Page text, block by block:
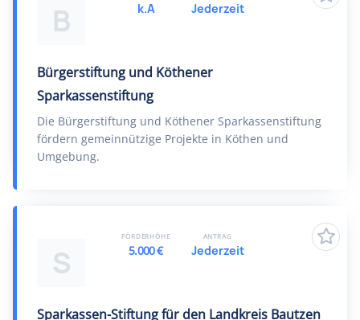
B
Bürgerstiftung und Köthener
Sparkassenstiftung
Die Bürgerstiftung und Köthener Sparkassenstiftung
fördern gemeinnützige Projekte in Köthen und
Umgebung.
k.A Jederzeit
S
Sparkassen-Stiftung für den Landkreis Bautzen
FÖRDERHÖHE
5.000 €
ANTRAG
Jederzeit